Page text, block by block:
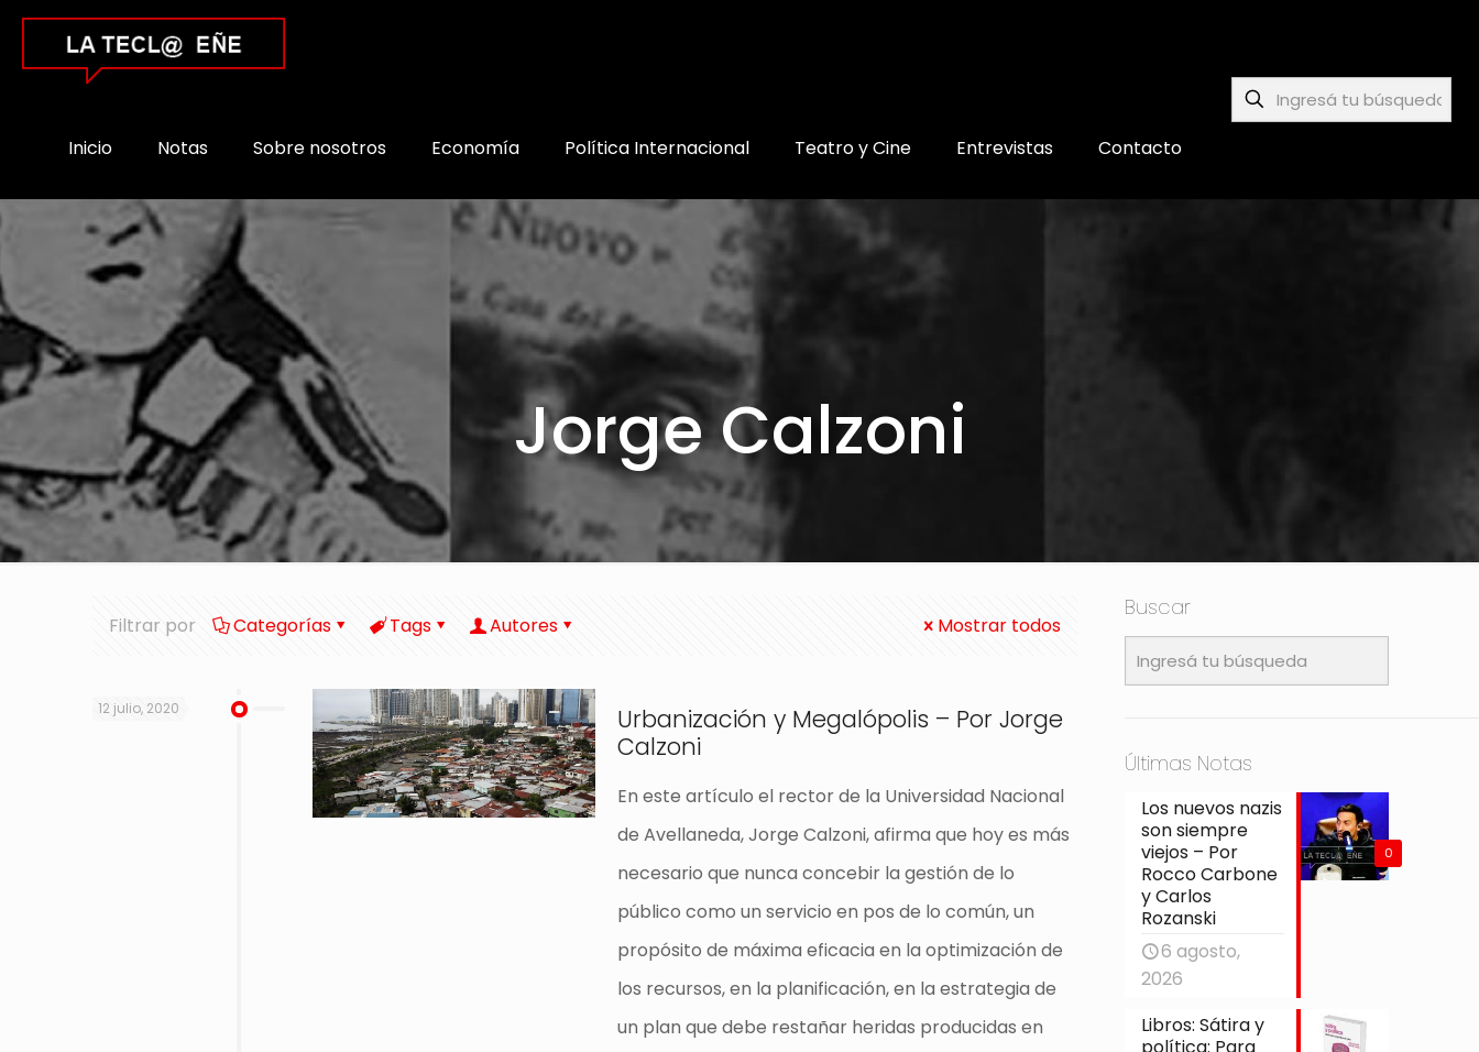
Inicio Notas Sobre nosotros Economía Política Internacional Teatro y Cine Entrevistas Contacto
Jorge Calzoni
Filtrar por Categorías Tags Autores Mostrar todos
12 julio, 2020
Urbanización y Megalópolis – Por Jorge
Calzoni
En este artículo el rector de la Universidad Nacional
de Avellaneda, Jorge Calzoni, afirma que hoy es más
necesario que nunca concebir la gestión de lo
público como un servicio en pos de lo común, un
propósito de máxima eficacia en la optimización de
los recursos, en la planificación, en la estrategia de
un plan que debe restañar heridas producidas en
Buscar
Últimas Notas
0
Los nuevos nazis
son siempre
viejos – Por
Rocco Carbone
y Carlos
Rozanski
6 agosto,
2026
Libros: Sátira y